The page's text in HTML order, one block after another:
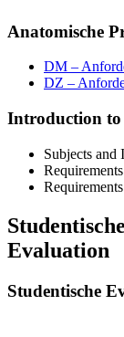
Anatomische
DM –
DZ –
Introduction
Subjects and
Studentische
Evaluation
Studentische